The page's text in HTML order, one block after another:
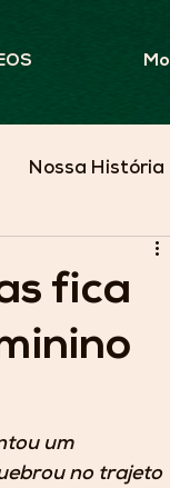
Nossa História
fica
um
no trajeto